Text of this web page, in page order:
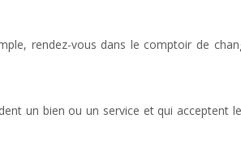
rendez-vous dans le comptoir de
un bien ou un service et qui acceptent le